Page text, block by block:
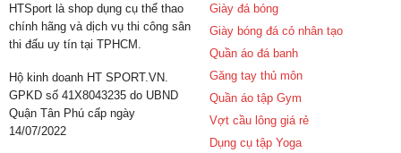
HTSport là shop dụng cụ thể thao
chính hãng và dịch vụ thi công sân
thi đấu uy tín tại TPHCM.
Hộ kinh doanh HT SPORT.VN.
GPKD số 41X8043235 do UBND
Quận Tân Phú cấp ngày
14/07/2022
Giày đá bóng
Giày bóng đá cỏ nhân tạo
Quần áo đá banh
Găng tay thủ môn
Quần áo tập Gym
Vợt cầu lông giá rẻ
Dụng cụ tập Yoga